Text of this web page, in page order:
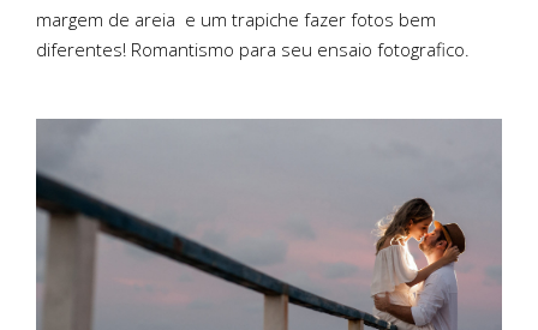
margem de areia e um trapiche fazer fotos bem
diferentes! Romantismo para seu ensaio fotografico.